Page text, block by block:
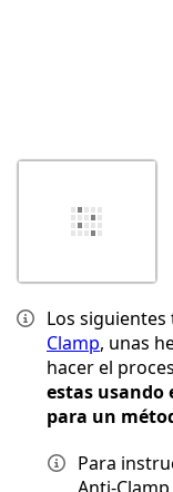
Los
Clamp, unas
hacer el
estas usando
para un
Para